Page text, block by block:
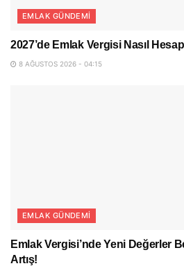
EMLAK GÜNDEMI
2027’de Emlak Vergisi Nasıl
8 AĞUSTOS 2026 - 04:15
EMLAK GÜNDEMI
Emlak Vergisi’nde Yeni Değerler
Artış!